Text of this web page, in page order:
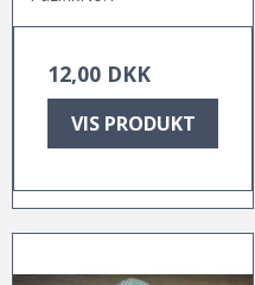
12,00 DKK
VIS PRODUKT